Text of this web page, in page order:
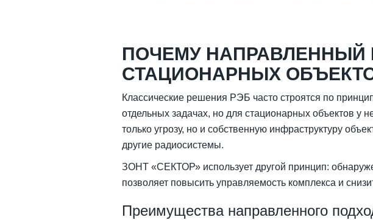
ПОЧЕМУ НАПРАВЛЕННЫЙ
СТАЦИОНАРНЫХ
Классические решения РЭБ часто строятся по
отдельных задачах, но для стационарных объектов у
только угрозу, но и собственную инфраструктуру
другие радиосистемы.
ЗОНТ «СЕКТОР» использует другой принцип:
позволяет повысить управляемость комплекса и
Преимущества направленного